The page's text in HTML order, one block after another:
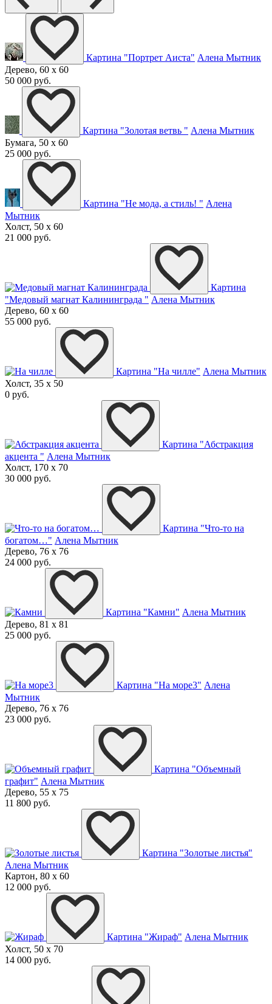
Картина "Портрет Аиста" Алена Мытник
Дерево, 60 x 60
50 000 руб.
Картина "Золотая ветвь " Алена Мытник
Бумага, 50 x 60
25 000 руб.
Картина "Не мода, а стиль! " Алена
Мытник
Холст, 50 x 60
21 000 руб.
Картина
"Медовый магнат Калининграда " Алена Мытник
Дерево, 60 x 60
55 000 руб.
Картина "На чилле" Алена Мытник
Холст, 35 x 50
0 руб.
Картина "Абстракция
акцента " Алена Мытник
Холст, 170 x 70
30 000 руб.
Картина "Что-то на
богатом…" Алена Мытник
Дерево, 76 x 76
24 000 руб.
Картина "Камни" Алена Мытник
Дерево, 81 x 81
25 000 руб.
Картина "На море3" Алена
Мытник
Дерево, 76 x 76
23 000 руб.
Картина "Объемный
графит" Алена Мытник
Дерево, 55 x 75
11 800 руб.
Картина "Золотые листья"
Алена Мытник
Картон, 80 x 60
12 000 руб.
Картина "Жираф" Алена Мытник
Холст, 50 x 70
14 000 руб.